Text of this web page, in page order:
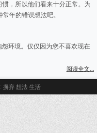
，所以他们看来十分正常。为
年的错误想法吧。
环境。仅仅因为您不喜欢现在
阅读全文...
摒弃 想法 生活